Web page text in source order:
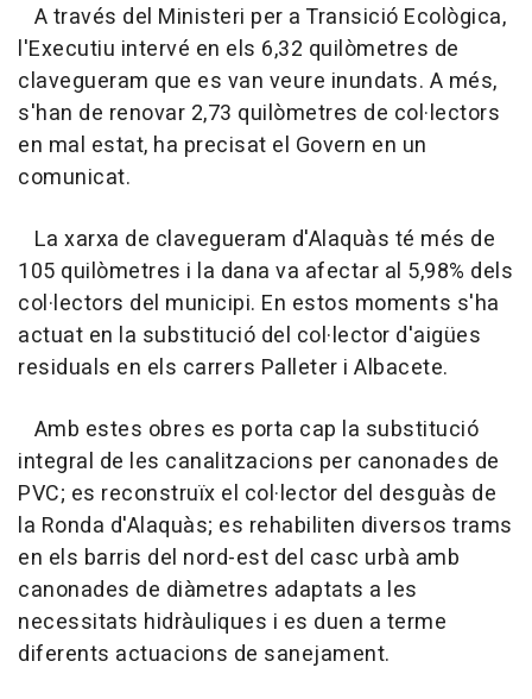
A través del Ministeri per a Transició Ecològica,
l'Executiu intervé en els 6,32 quilòmetres de
clavegueram que es van veure inundats. A més,
s'han de renovar 2,73 quilòmetres de col·lectors
en mal estat, ha precisat el Govern en un
comunicat.
La xarxa de clavegueram d'Alaquàs té més de
105 quilòmetres i la dana va afectar al 5,98% dels
col·lectors del municipi. En estos moments s'ha
actuat en la substitució del col·lector d'aigües
residuals en els carrers Palleter i Albacete.
Amb estes obres es porta cap la substitució
integral de les canalitzacions per canonades de
PVC; es reconstruïx el col·lector del desguàs de
la Ronda d'Alaquàs; es rehabiliten diversos trams
en els barris del nord-est del casc urbà amb
canonades de diàmetres adaptats a les
necessitats hidràuliques i es duen a terme
diferents actuacions de sanejament.